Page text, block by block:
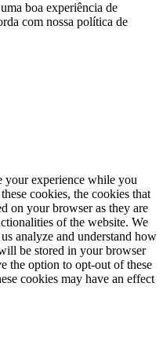
boa experiência de
com nossa política de
your experience while you
cookies, the cookies that
on your browser as they are
of the website. We
analyze and understand how
be stored in your browser
the option to opt-out of these
cookies may have an effect